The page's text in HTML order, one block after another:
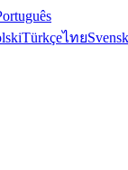
Türkçeไทย